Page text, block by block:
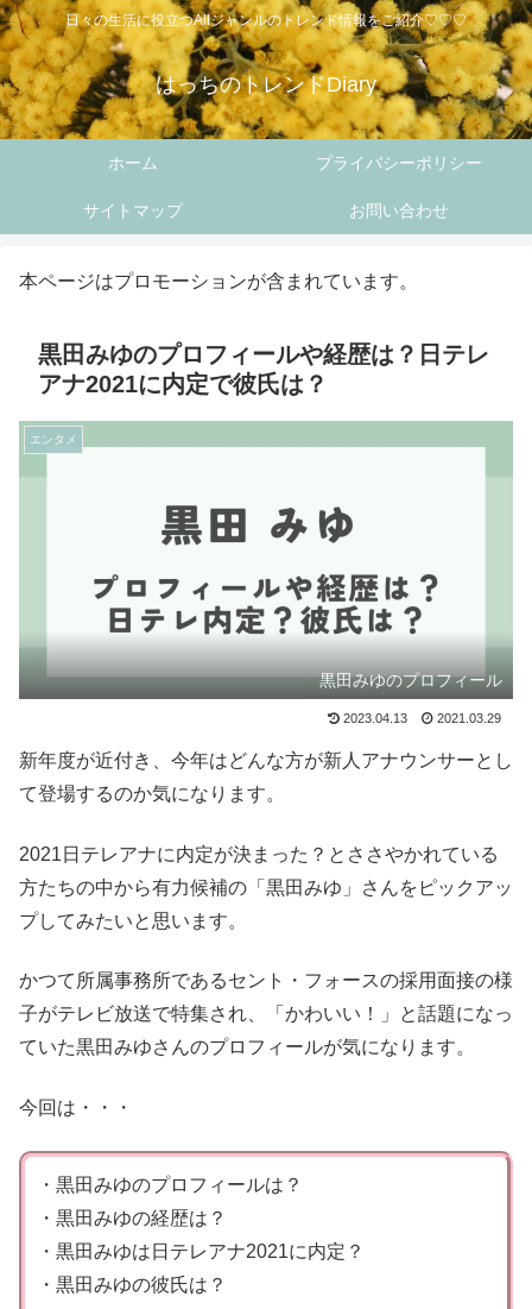
日々の生活に役立つAllジャンルのトレンド情報をご紹介♡♡♡
はっちのトレンドDiary
ホーム プライバシーポリシー
サイトマップ お問い合わせ
本ページはプロモーションが含まれています。
黒田みゆのプロフィールや経歴は？日テレ
アナ2021に内定で彼氏は？
エンタメ
黒田みゆのプロフィール
2023.04.13 2021.03.29
新年度が近付き、今年はどんな方が新人アナウンサーとし
て登場するのか気になります。
2021日テレアナに内定が決まった？とささやかれている
方たちの中から有力候補の「黒田みゆ」さんをピックアッ
プしてみたいと思います。
かつて所属事務所であるセント・フォースの採用面接の様
子がテレビ放送で特集され、「かわいい！」と話題になっ
ていた黒田みゆさんのプロフィールが気になります。
今回は・・・
・黒田みゆのプロフィールは？
・黒田みゆの経歴は？
・黒田みゆは日テレアナ2021に内定？
・黒田みゆの彼氏は？